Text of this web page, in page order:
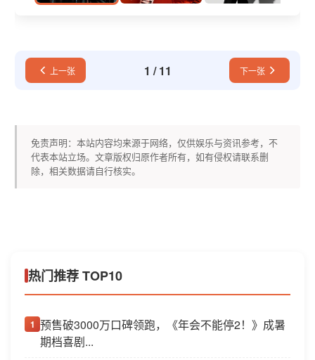
上一张 1 /11 下一张
免责声明：本站内容均来源于网络，仅供娱乐与资讯参考，不
代表本站立场。文章版权归原作者所有，如有侵权请联系删
除，相关数据请自行核实。
热门推荐 TOP10
1 预售破3000万口碑领跑，《年会不能停2！》成暑
期档喜剧...